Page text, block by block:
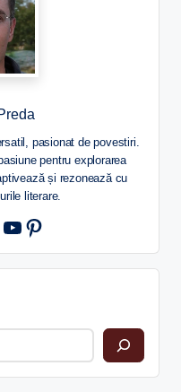
pasionat de povestiri.
pentru explorarea
și rezonează cu
literare.
YouTube
Pinterest